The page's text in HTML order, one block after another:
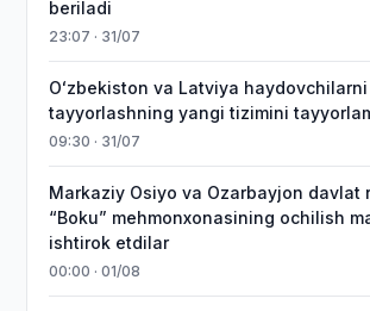
beriladi
23:07 · 31/07
Oʻzbekiston va Latviya haydovchilarni
tayyorlashning yangi tizimini
09:30 · 31/07
Markaziy Osiyo va Ozarbayjon davlat
“Boku” mehmonxonasining ochilish
ishtirok etdilar
00:00 · 01/08